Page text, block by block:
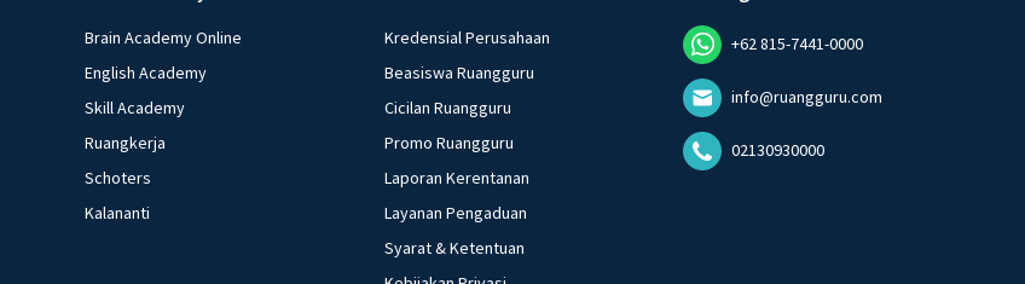
Brain Academy Online
English Academy
Skill Academy
Ruangkerja
Schoters
Kalananti
Kredensial Perusahaan
Beasiswa Ruangguru
Cicilan Ruangguru
Promo Ruangguru
Laporan Kerentanan
Layanan Pengaduan
Syarat & Ketentuan
+62 815-7441-0000
info@ruangguru.com
02130930000